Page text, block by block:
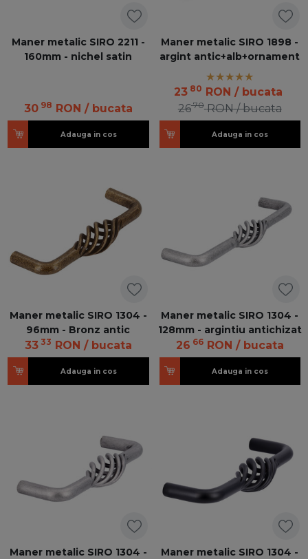
Maner metalic SIRO 2211 -
160mm - nichel satin
3098 RON / bucata
Adauga in cos
Maner metalic SIRO 1898 -
argint antic+alb+ornament
23 80 RON / bucata
2670 RON / bucata
Adauga in cos
Maner metalic SIRO 1304 -
96mm - Bronz antic
33 33 RON / bucata
Adauga in cos
Maner metalic SIRO 1304 -
128mm - argintiu antichizat
26 66 RON / bucata
Adauga in cos
Maner metalic SIRO 1304 -
Maner metalic SIRO 1304 -